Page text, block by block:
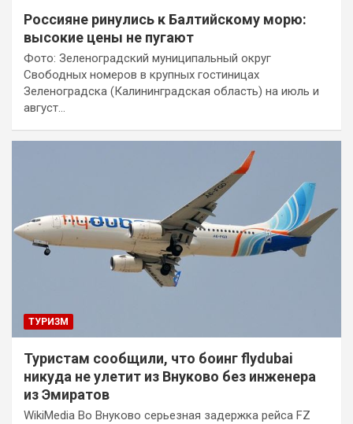
Россияне ринулись к Балтийскому морю:
высокие цены не пугают
Фото: Зеленоградский муниципальный округ
Свободных номеров в крупных гостиницах
Зеленоградска (Калининградская область) на июль и
август…
ТУРИЗМ
Туристам сообщили, что боинг flydubai
никуда не улетит из Внуково без инженера
из Эмиратов
WikiMedia Во Внуково серьезная задержка рейса FZ